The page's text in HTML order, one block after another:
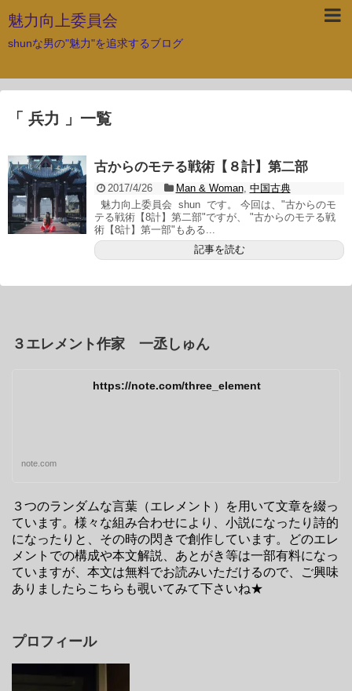
魅力向上委員会
shunな男の"魅力"を追求するブログ
「 兵力 」一覧
古からのモテる戦術【８計】第二部
2017/4/26 Man & Woman, 中国古典
魅力向上委員会 shun です。 今回は、"古からのモ
テる戦術【8計】第二部"ですが、 "古からのモテる戦
術【8計】第一部"もある...
記事を読む
３エレメント作家 一丞しゅん
https://note.com/three_element
note.com
３つのランダムな言葉（エレメント）を用いて文章を綴っ
ています。様々な組み合わせにより、小説になったり詩的
になったりと、その時の閃きで創作しています。どのエレ
メントでの構成や本文解説、あとがき等は一部有料になっ
ていますが、本文は無料でお読みいただけるので、ご興味
ありましたらこちらも覗いてみて下さいね★
プロフィール